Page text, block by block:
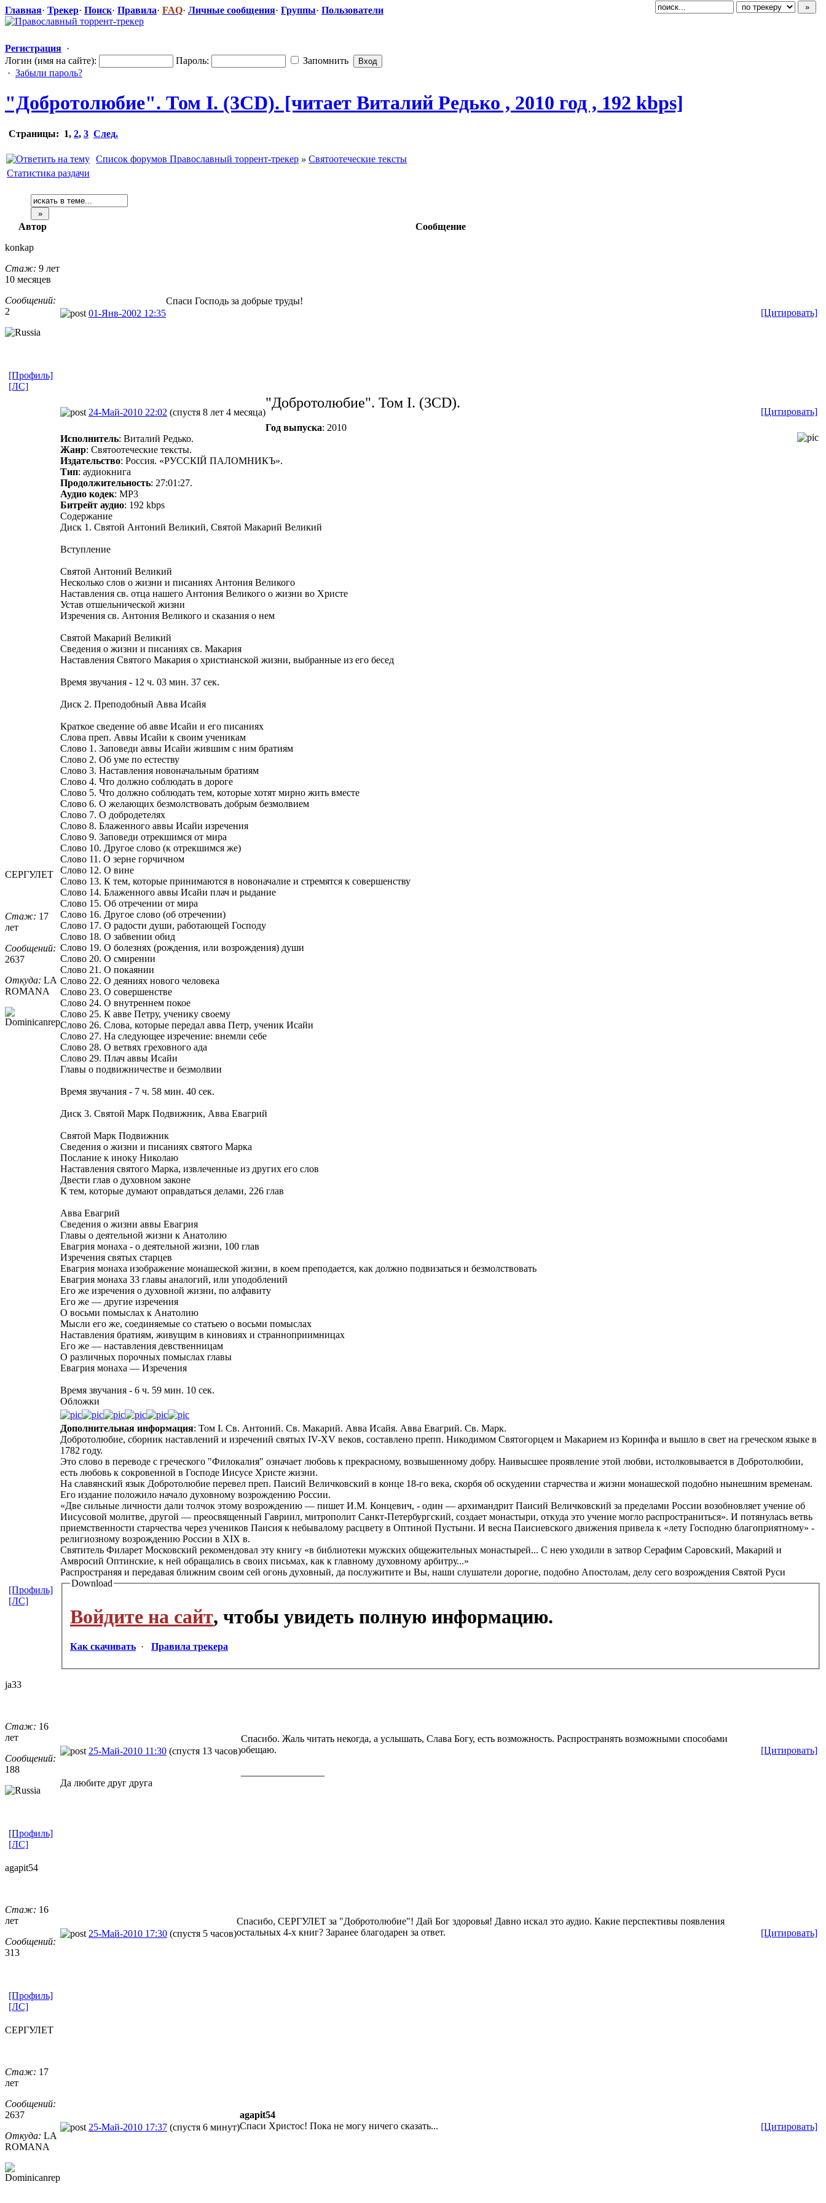
Главная· Трекер· Поиск· Правила· FAQ· Личные сообщения· Группы· Пользователи
Регистрация ·
Логин (имя на сайте):
Пароль:
Запомнить
· Забыли пароль?
"Доброто​любие". Том I. (3CD). [читает Виталий Редько , 2010 год , 192 kbps]
Страницы: 1, 2, 3 След.
Список форумов Православный торрент-трекер » Святоотеческие тексты
Статистика раздачи
Автор
Сообщение
konkap
Стаж: 9 лет
10 месяцев
Сообщений:
2
01-Янв-2002 12:35 [Цитировать]
Спаси Господь за добрые труды!
[Профиль]
[ЛС]
СЕРГУЛЕТ
Стаж: 17
лет
Сообщений:
2637
Откуда: LA
ROMANA
24-Май-2010 22:02 (спустя 8 лет 4 месяца) [Цитировать]
"Добротолюбие". Том I. (3CD).
Год выпуска: 2010
Исполнитель: Виталий Редько.
Жанр: Святоотеческие тексты.
Издательство: Россия. «РУССКIЙ ПАЛОМНИКЪ».
Тип: аудиокнига
Продолжительность: 27:01:27.
Аудио кодек: MP3
Битрейт аудио: 192 kbps
Содержание
Диск 1. Святой Антоний Великий, Святой Макарий Великий
Вступление
Святой Антоний Великий
Несколько слов о жизни и писаниях Антония Великого
Наставления св. отца нашего Антония Великого о жизни во Христе
Устав отшельнической жизни
Изречения св. Антония Великого и сказания о нем
Святой Макарий Великий
Сведения о жизни и писаниях св. Макария
Наставления Святого Макария о христианской жизни, выбранные из его бесед
Время звучания - 12 ч. 03 мин. 37 сек.
Диск 2. Преподобный Авва Исайя
Краткое сведение об авве Исайи и его писаниях
Слова преп. Аввы Исайи к своим ученикам
Слово 1. Заповеди аввы Исайи жившим с ним братиям
Слово 2. Об уме по естеству
Слово 3. Наставления новоначальным братиям
Слово 4. Что должно соблюдать в дороге
Слово 5. Что должно соблюдать тем, которые хотят мирно жить вместе
Слово 6. О желающих безмолствовать добрым безмолвием
Слово 7. О добродетелях
Слово 8. Блаженного аввы Исайи изречения
Слово 9. Заповеди отрекшимся от мира
Слово 10. Другое слово (к отрекшимся же)
Слово 11. О зерне горчичном
Слово 12. О вине
Слово 13. К тем, которые принимаются в новоначалие и стремятся к совершенству
Слово 14. Блаженного аввы Исайи плач и рыдание
Слово 15. Об отречении от мира
Слово 16. Другое слово (об отречении)
Слово 17. О радости души, работающей Господу
Слово 18. О забвении обид
Слово 19. О болезнях (рождения, или возрождения) души
Слово 20. О смирении
Слово 21. О покаянии
Слово 22. О деяниях нового человека
Слово 23. О совершенстве
Слово 24. О внутреннем покое
Слово 25. К авве Петру, ученику своему
Слово 26. Слова, которые передал авва Петр, ученик Исайи
Слово 27. На следующее изречение: внемли себе
Слово 28. О ветвях греховного ада
Слово 29. Плач аввы Исайи
Главы о подвижничестве и безмолвии
Время звучания - 7 ч. 58 мин. 40 сек.
Диск 3. Святой Марк Подвижник, Авва Евагрий
Святой Марк Подвижник
Сведения о жизни и писаниях святого Марка
Послание к иноку Николаю
Наставления святого Марка, извлеченные из других его слов
Двести глав о духовном законе
К тем, которые думают оправдаться делами, 226 глав
Авва Евагрий
Сведения о жизни аввы Евагрия
Главы о деятельной жизни к Анатолию
Евагрия монаха - о деятельной жизни, 100 глав
Изречения святых старцев
Евагрия монаха изображение монашеской жизни, в коем преподается, как должно подвизаться и безмолствовать
Евагрия монаха 33 главы аналогий, или уподоблений
Его же изречения о духовной жизни, по алфавиту
Его же — другие изречения
О восьми помыслах к Анатолию
Мысли его же, соединяемые со статьею о восьми помыслах
Наставления братиям, живущим в киновиях и странноприимницах
Его же — наставления девственницам
О различных порочных помыслах главы
Евагрия монаха — Изречения
Время звучания - 6 ч. 59 мин. 10 сек.
Обложки
Дополнительная информация: Том I. Св. Антоний. Св. Макарий. Авва Исайя. Авва Евагрий. Св. Марк.
Добротолюбие, сборник наставлений и изречений святых IV-XV веков, составлено препп. Никодимом Святогорцем и Макарием из Коринфа и вышло в свет на греческом языке в
1782 году.
Это слово в переводе с греческого "Филокалия" означает любовь к прекрасному, возвышенному добру. Наивысшее проявление этой любви, истолковывается в Добротолюбии,
есть любовь к сокровенной в Господе Иисусе Христе жизни.
На славянский язык Добротолюбие перевел преп. Паисий Величковский в конце 18-го века, скорбя об оскудении старчества и жизни монашеской подобно нынешним временам.
Его издание положило начало духовному возрождению России.
«Две сильные личности дали толчок этому возрождению — пишет И.М. Концевич, - один — архимандрит Паисий Величковский за пределами России возобновляет учение об
Иисусовой молитве, другой — преосвященный Гавриил, митрополит Санкт-Петербургский, создает монастыри, откуда это учение могло распространиться». И потянулась ветвь
приемственности старчества через учеников Паисия к небывалому расцвету в Оптиной Пустыни. И весна Паисиевского движения привела к «лету Господню благоприятному» -
религиозному возрождению России в XIX в.
Святитель Филарет Московский рекомендовал эту книгу «в библиотеки мужских общежительных монастырей... С нею уходили в затвор Серафим Саровский, Макарий и
Амвросий Оптинские, к ней обращались в своих письмах, как к главному духовному арбитру...»
Распространяя и передавая ближним своим сей огонь духовный, да послужитите и Вы, наши слушатели дорогие, подобно Апостолам, делу сего возрождения Святой Руси
Download
Войдите на сайт, чтобы увидеть полную информацию.
Как скачивать · Правила трекера
[Профиль]
[ЛС]
ja33
Стаж: 16
лет
Сообщений:
188
25-Май-2010 11:30 (спустя 13 часов) [Цитировать]
Спасибо. Жаль читать некогда, а услышать, Слава Богу, есть возможность. Распространять возможными способами
обещаю.
Да любите друг друга
[Профиль]
[ЛС]
agapit54
Стаж: 16
лет
Сообщений:
313
25-Май-2010 17:30 (спустя 5 часов) [Цитировать]
Спасибо, СЕРГУЛЕТ за "Добротолюбие"! Дай Бог здоровья! Давно искал это аудио. Какие перспективы появления
остальных 4-х книг? Заранее благодарен за ответ.
[Профиль]
[ЛС]
СЕРГУЛЕТ
Стаж: 17
лет
Сообщений:
2637
Откуда: LA
ROMANA
25-Май-2010 17:37 (спустя 6 минут) [Цитировать]
agapit54
Спаси Христос! Пока не могу ничего сказать...